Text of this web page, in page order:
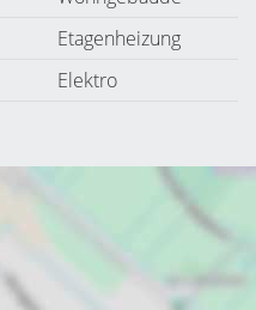
Etagenheizung
Elektro